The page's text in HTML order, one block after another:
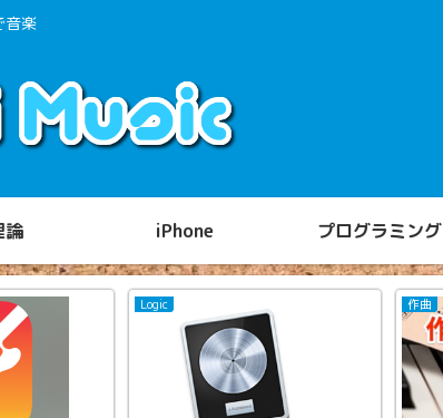
音楽
論 iPhone プログラミング
Logic 作曲